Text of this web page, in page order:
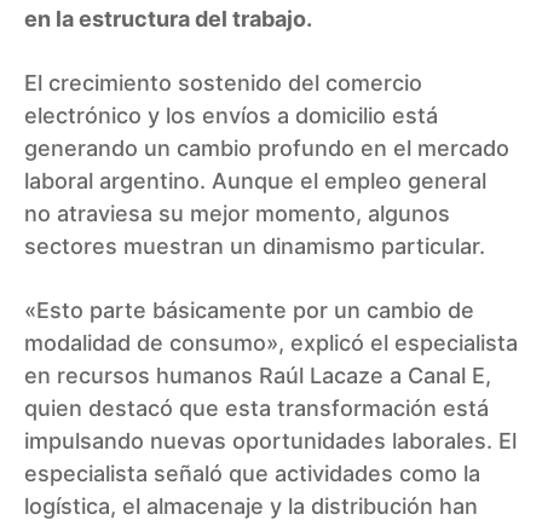
en la estructura del trabajo.
El crecimiento sostenido del comercio
electrónico y los envíos a domicilio está
generando un cambio profundo en el mercado
laboral argentino. Aunque el empleo general
no atraviesa su mejor momento, algunos
sectores muestran un dinamismo particular.
«Esto parte básicamente por un cambio de
modalidad de consumo», explicó el especialista
en recursos humanos Raúl Lacaze a Canal E,
quien destacó que esta transformación está
impulsando nuevas oportunidades laborales. El
especialista señaló que actividades como la
logística, el almacenaje y la distribución han